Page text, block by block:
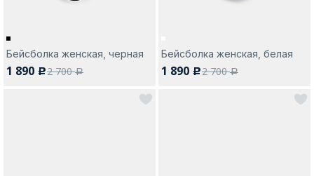
Бейсболка женская, черная
1 890 c2 700a
Бейсболка женская, белая
1 890 c2 700a